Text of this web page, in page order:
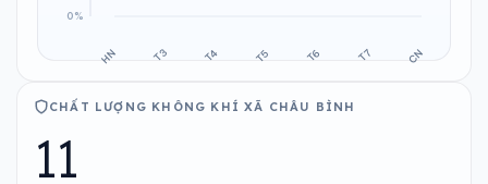
CHẤT LƯỢNG KHÔNG KHÍ XÃ CHÂU BÌNH
11